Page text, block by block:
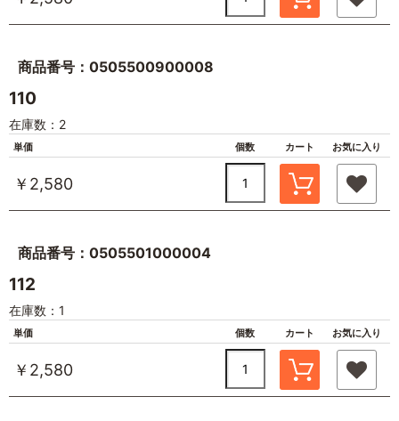
商品番号：0505500900008
110
在庫数：2
単価 個数 カート お気に入り
￥2,580
商品番号：0505501000004
112
在庫数：1
単価 個数 カート お気に入り
￥2,580